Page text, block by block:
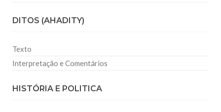
DITOS (AHADITY)
Texto
Interpretação e Comentários
HISTÓRIA E POLITICA